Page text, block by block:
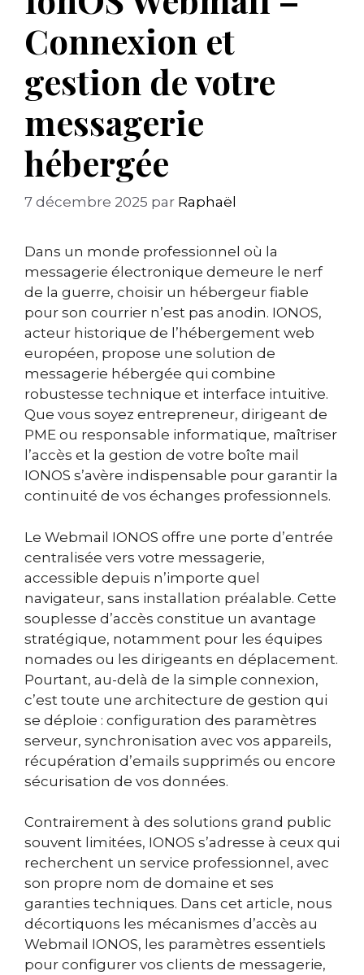
Connexion et
gestion de votre
messagerie
hébergée
7 décembre 2025 par Raphaël
Dans un monde professionnel où la
messagerie électronique demeure le nerf
de la guerre, choisir un hébergeur fiable
pour son courrier n’est pas anodin. IONOS,
acteur historique de l’hébergement web
européen, propose une solution de
messagerie hébergée qui combine
robustesse technique et interface intuitive.
Que vous soyez entrepreneur, dirigeant de
PME ou responsable informatique, maîtriser
l’accès et la gestion de votre boîte mail
IONOS s’avère indispensable pour garantir la
continuité de vos échanges professionnels.
Le Webmail IONOS offre une porte d’entrée
centralisée vers votre messagerie,
accessible depuis n’importe quel
navigateur, sans installation préalable. Cette
souplesse d’accès constitue un avantage
stratégique, notamment pour les équipes
nomades ou les dirigeants en déplacement.
Pourtant, au-delà de la simple connexion,
c’est toute une architecture de gestion qui
se déploie : configuration des paramètres
serveur, synchronisation avec vos appareils,
récupération d’emails supprimés ou encore
sécurisation de vos données.
Contrairement à des solutions grand public
souvent limitées, IONOS s’adresse à ceux qui
recherchent un service professionnel, avec
son propre nom de domaine et ses
garanties techniques. Dans cet article, nous
décortiquons les mécanismes d’accès au
Webmail IONOS, les paramètres essentiels
pour configurer vos clients de messagerie,